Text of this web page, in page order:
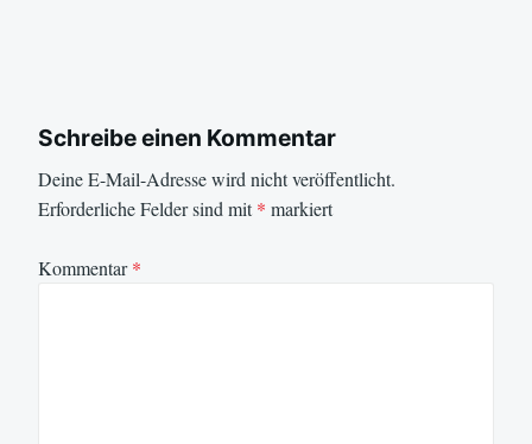
Schreibe einen Kommentar
Deine E-Mail-Adresse wird nicht veröffentlicht.
Erforderliche Felder sind mit* markiert
Kommentar*